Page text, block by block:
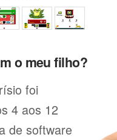
o meu filho?
foi
4 aos 12
de software